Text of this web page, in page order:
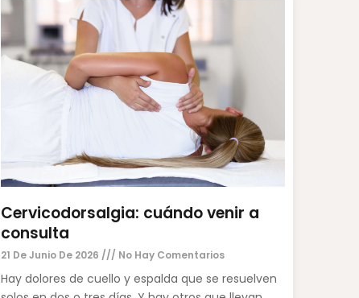
Cervicodorsalgia: cuándo venir a
consulta
21 De Junio De 2026 No Hay Comentarios
Hay dolores de cuello y espalda que se resuelven